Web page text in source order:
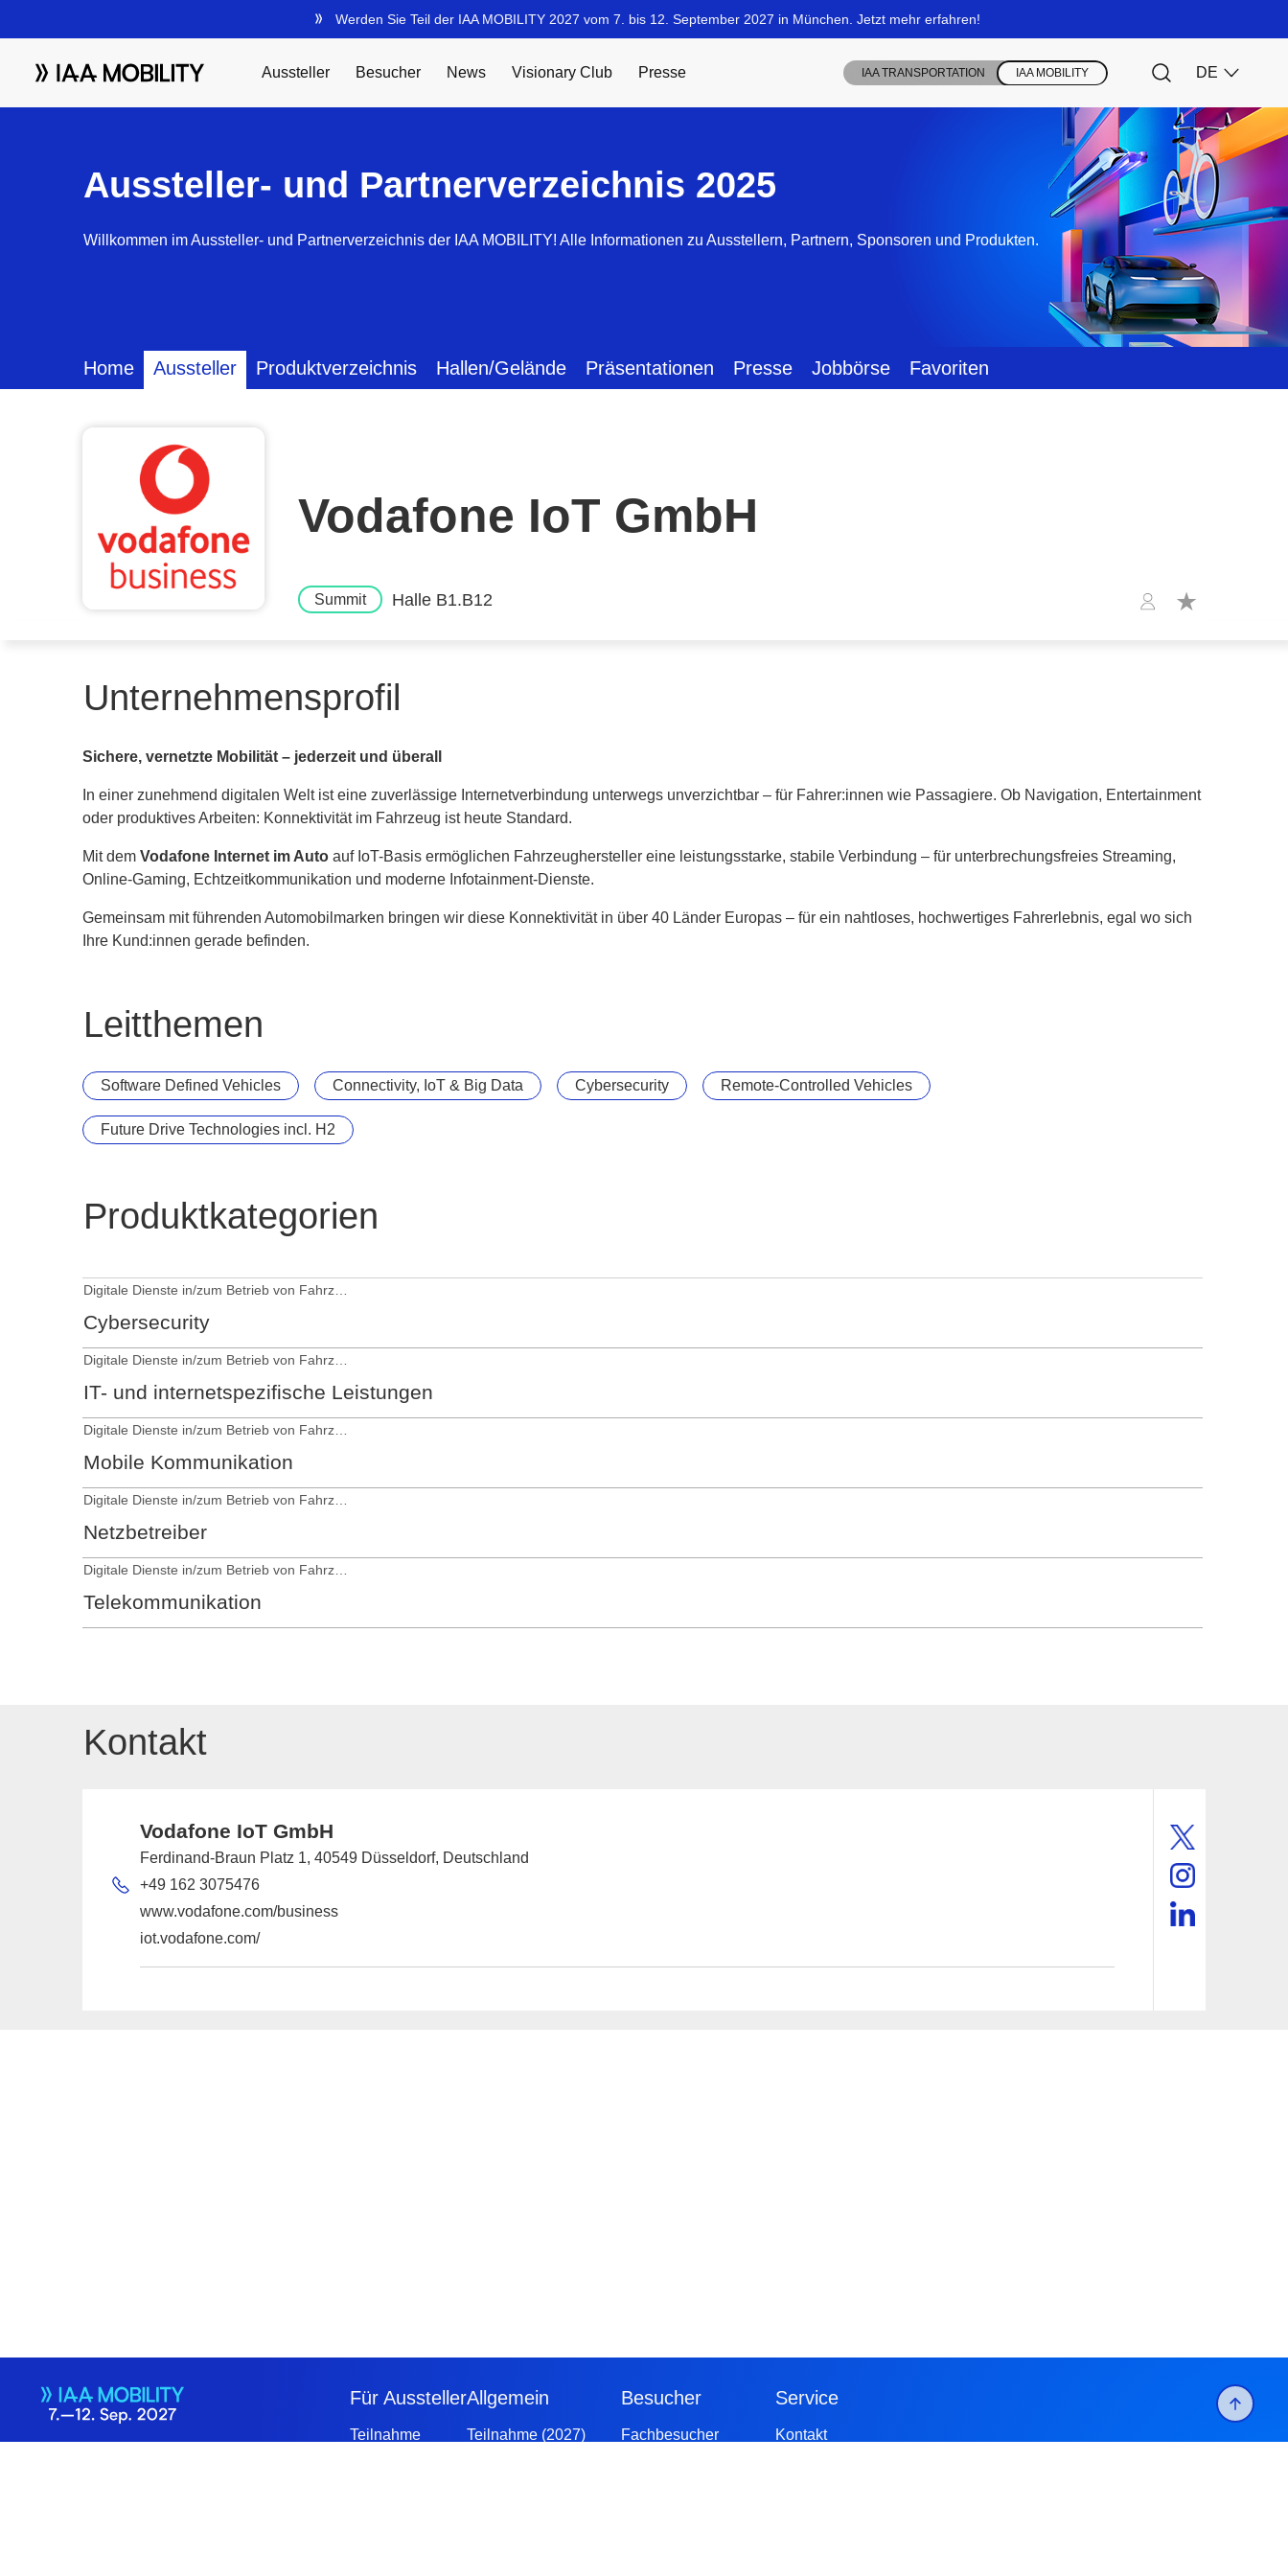
Aussteller- und Partnerverzeichnis 2025
Willkommen im Aussteller- und Partnerverzeichnis der IAA MOBILITY! Alle Informationen zu Ausstellern, Partnern, Sponsoren und Produkten.
Home Aussteller Produktverzeichnis Hallen/Gelände Präsentationen Presse Jobbörse Favoriten
Vodafone IoT GmbH
Summit Halle B1.B12
Unternehmensprofil
Sichere, vernetzte Mobilität – jederzeit und überall
In einer zunehmend digitalen Welt ist eine zuverlässige Internetverbindung unterwegs unverzichtbar – für Fahrer:innen wie Passagiere. Ob Navigation, Entertainment
oder produktives Arbeiten: Konnektivität im Fahrzeug ist heute Standard.
Mit dem Vodafone Internet im Auto auf IoT-Basis ermöglichen Fahrzeughersteller eine leistungsstarke, stabile Verbindung – für unterbrechungsfreies Streaming,
Online-Gaming, Echtzeitkommunikation und moderne Infotainment-Dienste.
Gemeinsam mit führenden Automobilmarken bringen wir diese Konnektivität in über 40 Länder Europas – für ein nahtloses, hochwertiges Fahrerlebnis, egal wo sich
Ihre Kund:innen gerade befinden.
Leitthemen
Software Defined Vehicles Connectivity, IoT & Big Data Cybersecurity Remote-Controlled Vehicles
Future Drive Technologies incl. H2
Produktkategorien
Cybersecurity
IT- und internetspezifische Leistungen
Mobile Kommunikation
Netzbetreiber
Telekommunikation
Kontakt
Vodafone IoT GmbH
Ferdinand-Braun Platz 1, 40549 Düsseldorf, Deutschland
+49 162 3075476
www.vodafone.com/business
iot.vodafone.com/